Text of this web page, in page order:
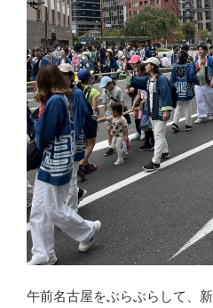
午前名古屋をぶらぶらして、